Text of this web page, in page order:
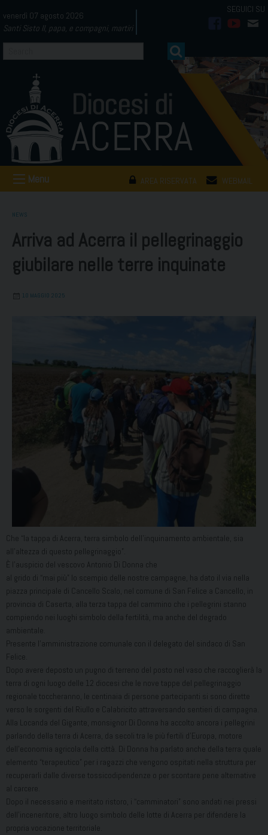
to
content
venerdì 07 agosto 2026
Santi Sisto II, papa, e compagni, martiri
AREA RISERVATA WEBMAIL
Menu
NEWS
Arriva ad Acerra il pellegrinaggio
giubilare nelle terre inquinate
10 MAGGIO 2025
Che “la tappa di Acerra, terra simbolo dell’inquinamento ambientale, sia
all’altezza di questo pellegrinaggio”.
È l’auspicio del vescovo Antonio Di Donna che
al grido di “mai più” lo scempio delle nostre campagne, ha dato il via nella
piazza principale di Cancello Scalo, nel comune di San Felice a Cancello, in
provincia di Caserta, alla terza tappa del cammino che i pellegrini stanno
compiendo nei luoghi simbolo della fertilità, ma anche del degrado
ambientale.
Presente l’amministrazione comunale con il delegato del sindaco di San
Felice.
Dopo avere deposto un pugno di terreno del posto nel vaso che raccoglierà la
terra di ogni luogo delle 12 diocesi che le nove tappe del pellegrinaggio
regionale toccheranno, le centinaia di persone partecipanti si sono dirette
verso le sorgenti del Riullo e Calabricito attraversando sentieri di campagna.
Alla Locanda del Gigante, monsignor Di Donna ha accolto ancora i pellegrini
parlando della terra di Acerra, da secoli tra le più fertili d’Europa, motore
dell’economia agricola della città. Di Donna ha parlato anche della terra quale
elemento “terapeutico” per i ragazzi che vengono ospitati nella struttura per
recuperarli dalle diverse tossicodipendenze o per scontare pene alternative
al carcere.
Dopo il necessario e meritato ristoro, i “camminatori” sono andati nei pressi
dell’inceneritore, altro luogo simbolo delle lotte di Acerra per difendere la
propria vocazione territoriale.